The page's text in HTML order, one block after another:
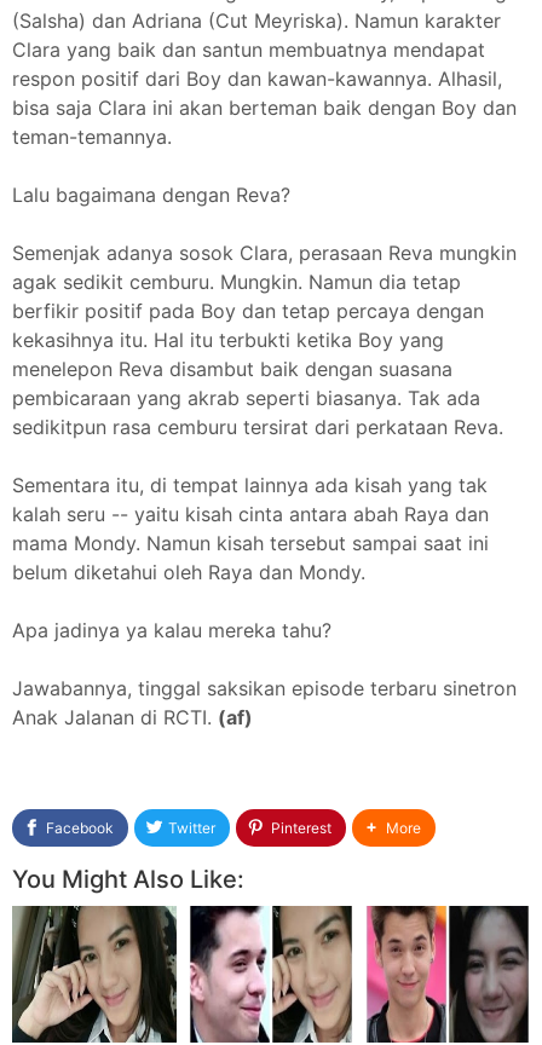
(Salsha) dan Adriana (Cut Meyriska). Namun karakter
Clara yang baik dan santun membuatnya mendapat
respon positif dari Boy dan kawan-kawannya. Alhasil,
bisa saja Clara ini akan berteman baik dengan Boy dan
teman-temannya.
Lalu bagaimana dengan Reva?
Semenjak adanya sosok Clara, perasaan Reva mungkin
agak sedikit cemburu. Mungkin. Namun dia tetap
berfikir positif pada Boy dan tetap percaya dengan
kekasihnya itu. Hal itu terbukti ketika Boy yang
menelepon Reva disambut baik dengan suasana
pembicaraan yang akrab seperti biasanya. Tak ada
sedikitpun rasa cemburu tersirat dari perkataan Reva.
Sementara itu, di tempat lainnya ada kisah yang tak
kalah seru -- yaitu kisah cinta antara abah Raya dan
mama Mondy. Namun kisah tersebut sampai saat ini
belum diketahui oleh Raya dan Mondy.
Apa jadinya ya kalau mereka tahu?
Jawabannya, tinggal saksikan episode terbaru sinetron
Anak Jalanan di RCTI. (af)
Facebook Twitter Pinterest More
You Might Also Like: